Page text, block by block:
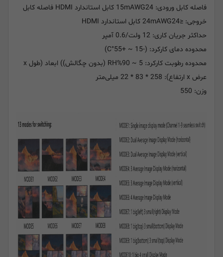
فاصله کابل ورودی: 15mAWG24 کابل استاندارد HDMI فاصله کابل
خروجی: ≤24mAWG24 کابل استاندارد HDMI
حداکثر جریان کاری: 12 ولت/0.6 آمپر
محدوده دمای کارکرد: (-15 ~ +55°C)
محدوده رطوبت کارکرد: 5 ~ 90%RH (بدون چگالش)) ابعاد (طول x
عرض x ارتفاع): 258 * 83 * 22 میلی‌متر
وزن: 550